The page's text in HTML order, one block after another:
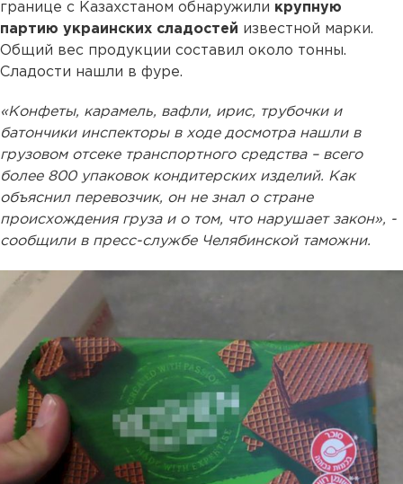
границе с Казахстаном обнаружили крупную
партию украинских сладостей известной марки.
Общий вес продукции составил около тонны.
Сладости нашли в фуре.
«Конфеты, карамель, вафли, ирис, трубочки и
батончики инспекторы в ходе досмотра нашли в
грузовом отсеке транспортного средства – всего
более 800 упаковок кондитерских изделий. Как
объяснил перевозчик, он не знал о стране
происхождения груза и о том, что нарушает закон», -
сообщили в пресс-службе Челябинской таможни.